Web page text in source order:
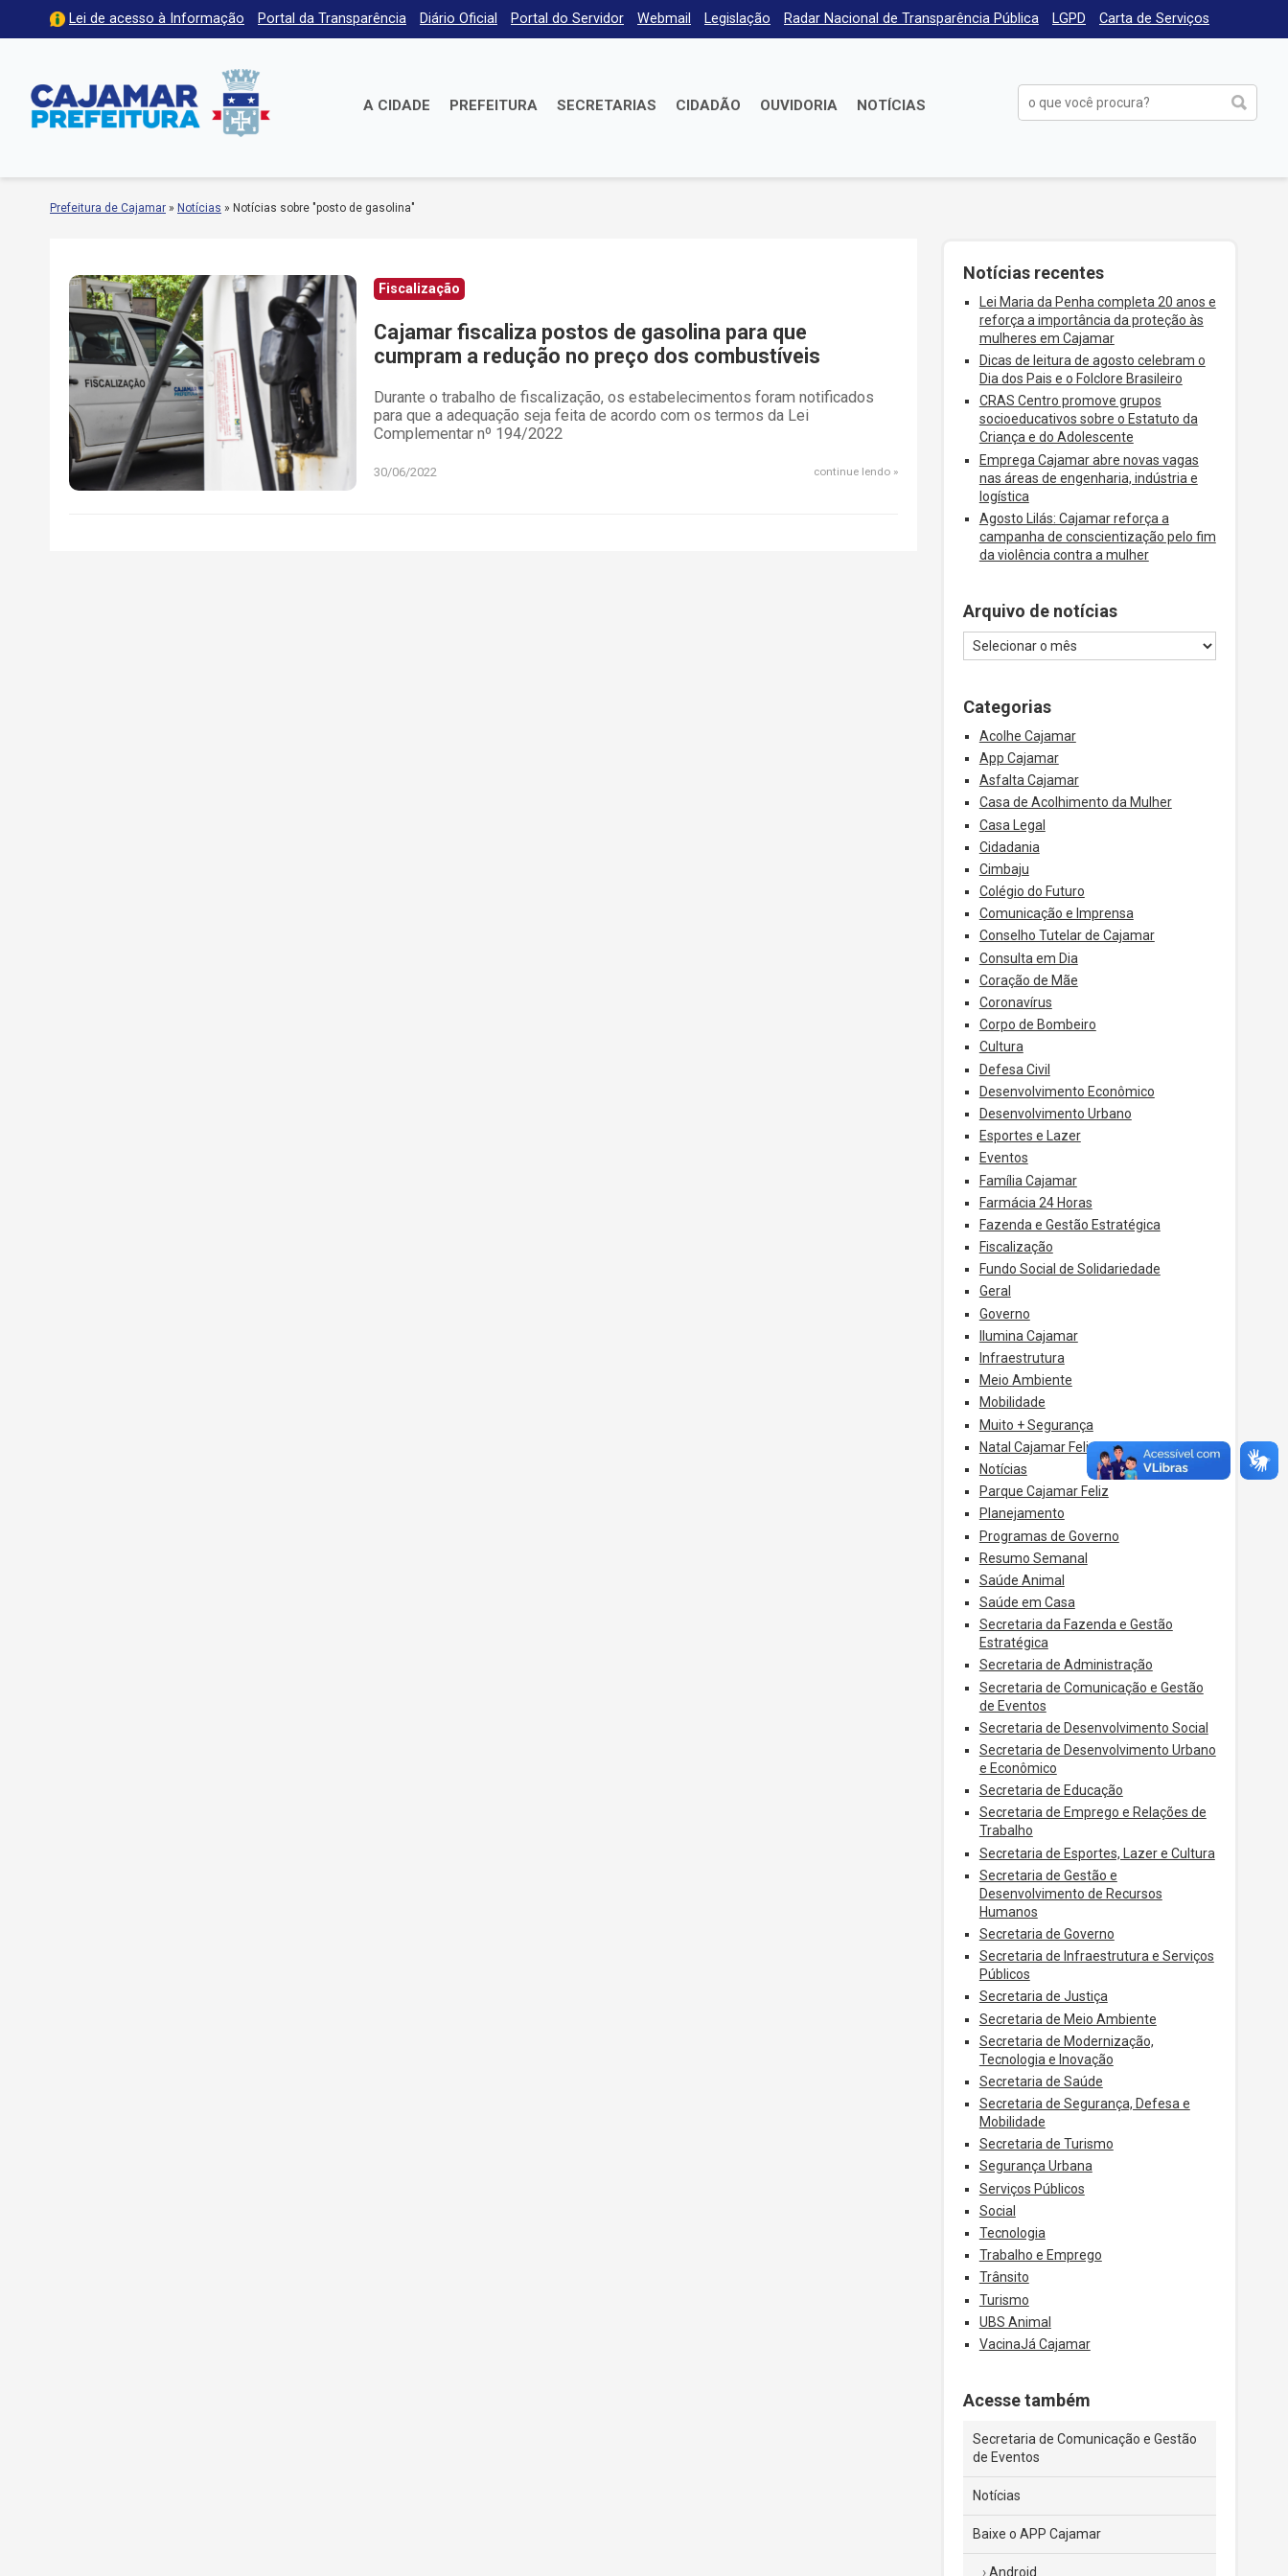
Lei de acesso à Informação Portal da Transparência Diário Oficial Portal do Servidor Webmail Legislação Radar Nacional de Transparência Pública LGPD Carta de Serviços
A CIDADE PREFEITURA SECRETARIAS CIDADÃO OUVIDORIA NOTÍCIAS
Prefeitura de Cajamar » Notícias » Notícias sobre "posto de gasolina"
Fiscalização
Cajamar fiscaliza postos de gasolina para que
cumpram a redução no preço dos combustíveis
Durante o trabalho de fiscalização, os estabelecimentos foram notificados
para que a adequação seja feita de acordo com os termos da Lei
Complementar nº 194/2022
30/06/2022 continue lendo
Notícias recentes
Lei Maria da Penha completa 20 anos e
reforça a importância da proteção às
mulheres em Cajamar
Dicas de leitura de agosto celebram o
Dia dos Pais e o Folclore Brasileiro
CRAS Centro promove grupos
socioeducativos sobre o Estatuto da
Criança e do Adolescente
Emprega Cajamar abre novas vagas
nas áreas de engenharia, indústria e
logística
Agosto Lilás: Cajamar reforça a
campanha de conscientização pelo fim
da violência contra a mulher
Arquivo de notícias
Categorias
Acolhe Cajamar
App Cajamar
Asfalta Cajamar
Casa de Acolhimento da Mulher
Casa Legal
Cidadania
Cimbaju
Colégio do Futuro
Comunicação e Imprensa
Conselho Tutelar de Cajamar
Consulta em Dia
Coração de Mãe
Coronavírus
Corpo de Bombeiro
Cultura
Defesa Civil
Desenvolvimento Econômico
Desenvolvimento Urbano
Esportes e Lazer
Eventos
Família Cajamar
Farmácia 24 Horas
Fazenda e Gestão Estratégica
Fiscalização
Fundo Social de Solidariedade
Geral
Governo
Ilumina Cajamar
Infraestrutura
Meio Ambiente
Mobilidade
Muito + Segurança
Natal Cajamar Feliz
Notícias
Parque Cajamar Feliz
Planejamento
Programas de Governo
Resumo Semanal
Saúde Animal
Saúde em Casa
Secretaria da Fazenda e Gestão
Estratégica
Secretaria de Administração
Secretaria de Comunicação e Gestão
de Eventos
Secretaria de Desenvolvimento Social
Secretaria de Desenvolvimento Urbano
e Econômico
Secretaria de Educação
Secretaria de Emprego e Relações de
Trabalho
Secretaria de Esportes, Lazer e Cultura
Secretaria de Gestão e
Desenvolvimento de Recursos
Humanos
Secretaria de Governo
Secretaria de Infraestrutura e Serviços
Públicos
Secretaria de Justiça
Secretaria de Meio Ambiente
Secretaria de Modernização,
Tecnologia e Inovação
Secretaria de Saúde
Secretaria de Segurança, Defesa e
Mobilidade
Secretaria de Turismo
Segurança Urbana
Serviços Públicos
Social
Tecnologia
Trabalho e Emprego
Trânsito
Turismo
UBS Animal
VacinaJá Cajamar
Acesse também
Secretaria de Comunicação e Gestão
de Eventos
Notícias
Baixe o APP Cajamar
Android